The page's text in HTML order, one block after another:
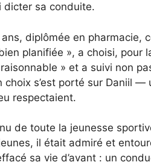
dicter sa conduite.
diplômée en pharmacie,
planifiée », a choisi, pour
raisonnable » et a suivi non
s’est porté sur Daniil —
respectaient.
de toute la jeunesse
il était admiré et
sa vie d’avant : un